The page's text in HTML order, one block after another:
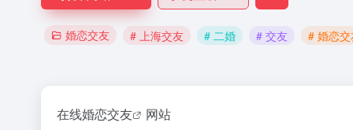
婚恋交友 # 上海交友 # 二婚 # 交友 # 婚恋
在线婚恋交友 网站